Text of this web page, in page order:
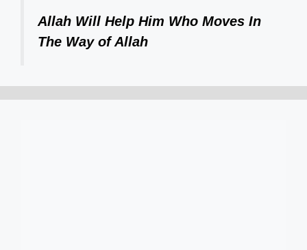
Allah Will Help Him Who Moves In
The Way of Allah